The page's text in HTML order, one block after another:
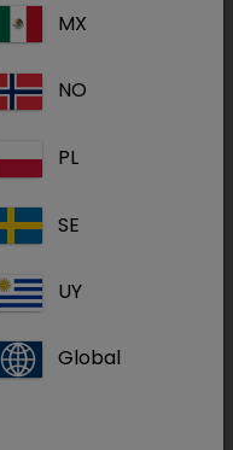
Pasteurella
causada
deverá ser
do
doença
MX
NO
PL
SE
UY
Global